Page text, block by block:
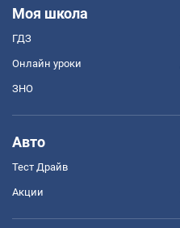
Моя школа
ГДЗ
Онлайн уроки
ЗНО
Авто
Тест Драйв
Акции